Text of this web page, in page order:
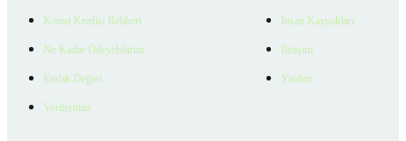
Konut Kredisi Rehberi
Ne Kadar Ödeyebilirim
Emlak Değeri
Verilerimiz
İnsan Kaynakları
İletişim
Yardım